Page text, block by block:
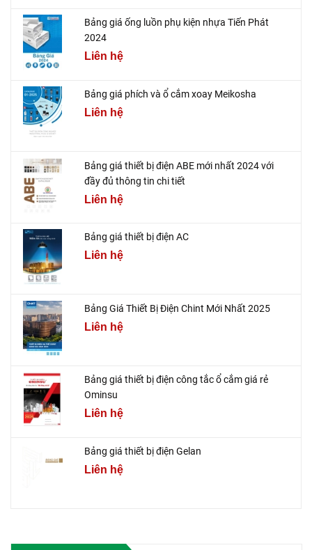
Bảng giá ống luồn phụ kiện nhựa Tiến Phát
2024
Liên hệ
Bảng giá phích và ổ cắm xoay Meikosha
Liên hệ
Bảng giá thiết bị điện ABE mới nhất 2024 với
đầy đủ thông tin chi tiết
Liên hệ
Bảng giá thiết bị điện AC
Liên hệ
Bảng Giá Thiết Bị Điện Chint Mới Nhất 2025
Liên hệ
Bảng giá thiết bị điện công tắc ổ cắm giá rẻ
Ominsu
Liên hệ
Bảng giá thiết bị điện Gelan
Liên hệ